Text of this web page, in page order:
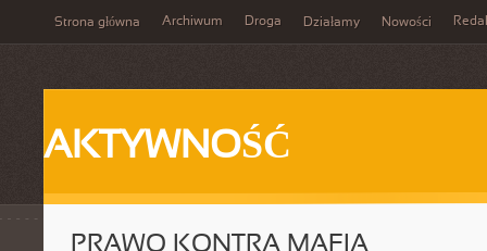
Strona główna Archiwum Droga Działamy Nowości
AKTYWNOŚĆ
PRAWO KONTRA MAFIA